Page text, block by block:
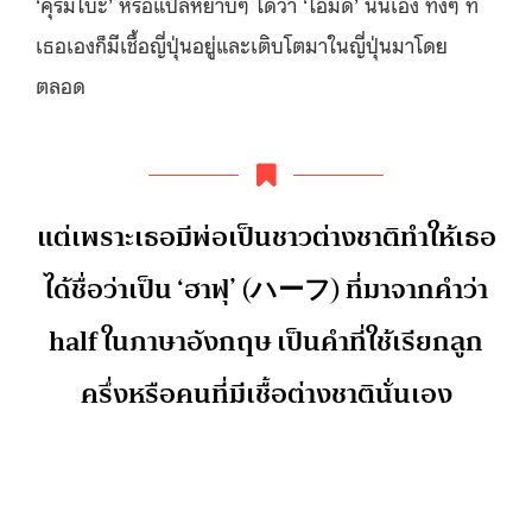
เธอเองก็มีเชื้อญี่ปุ่นอยู่และเติบโตมาในญี่ปุ่นมาโดย
ตลอด
แต่เพราะเธอมีพ่อเป็นชาวต่างชาติทำให้เธอ
ได้ชื่อว่าเป็น ‘ฮาฟุ’ (ハーフ) ที่มาจากคำว่า
half ในภาษาอังกฤษ เป็นคำที่ใช้เรียกลูก
ครึ่งหรือคนที่มีเชื้อต่างชาตินั่นเอง